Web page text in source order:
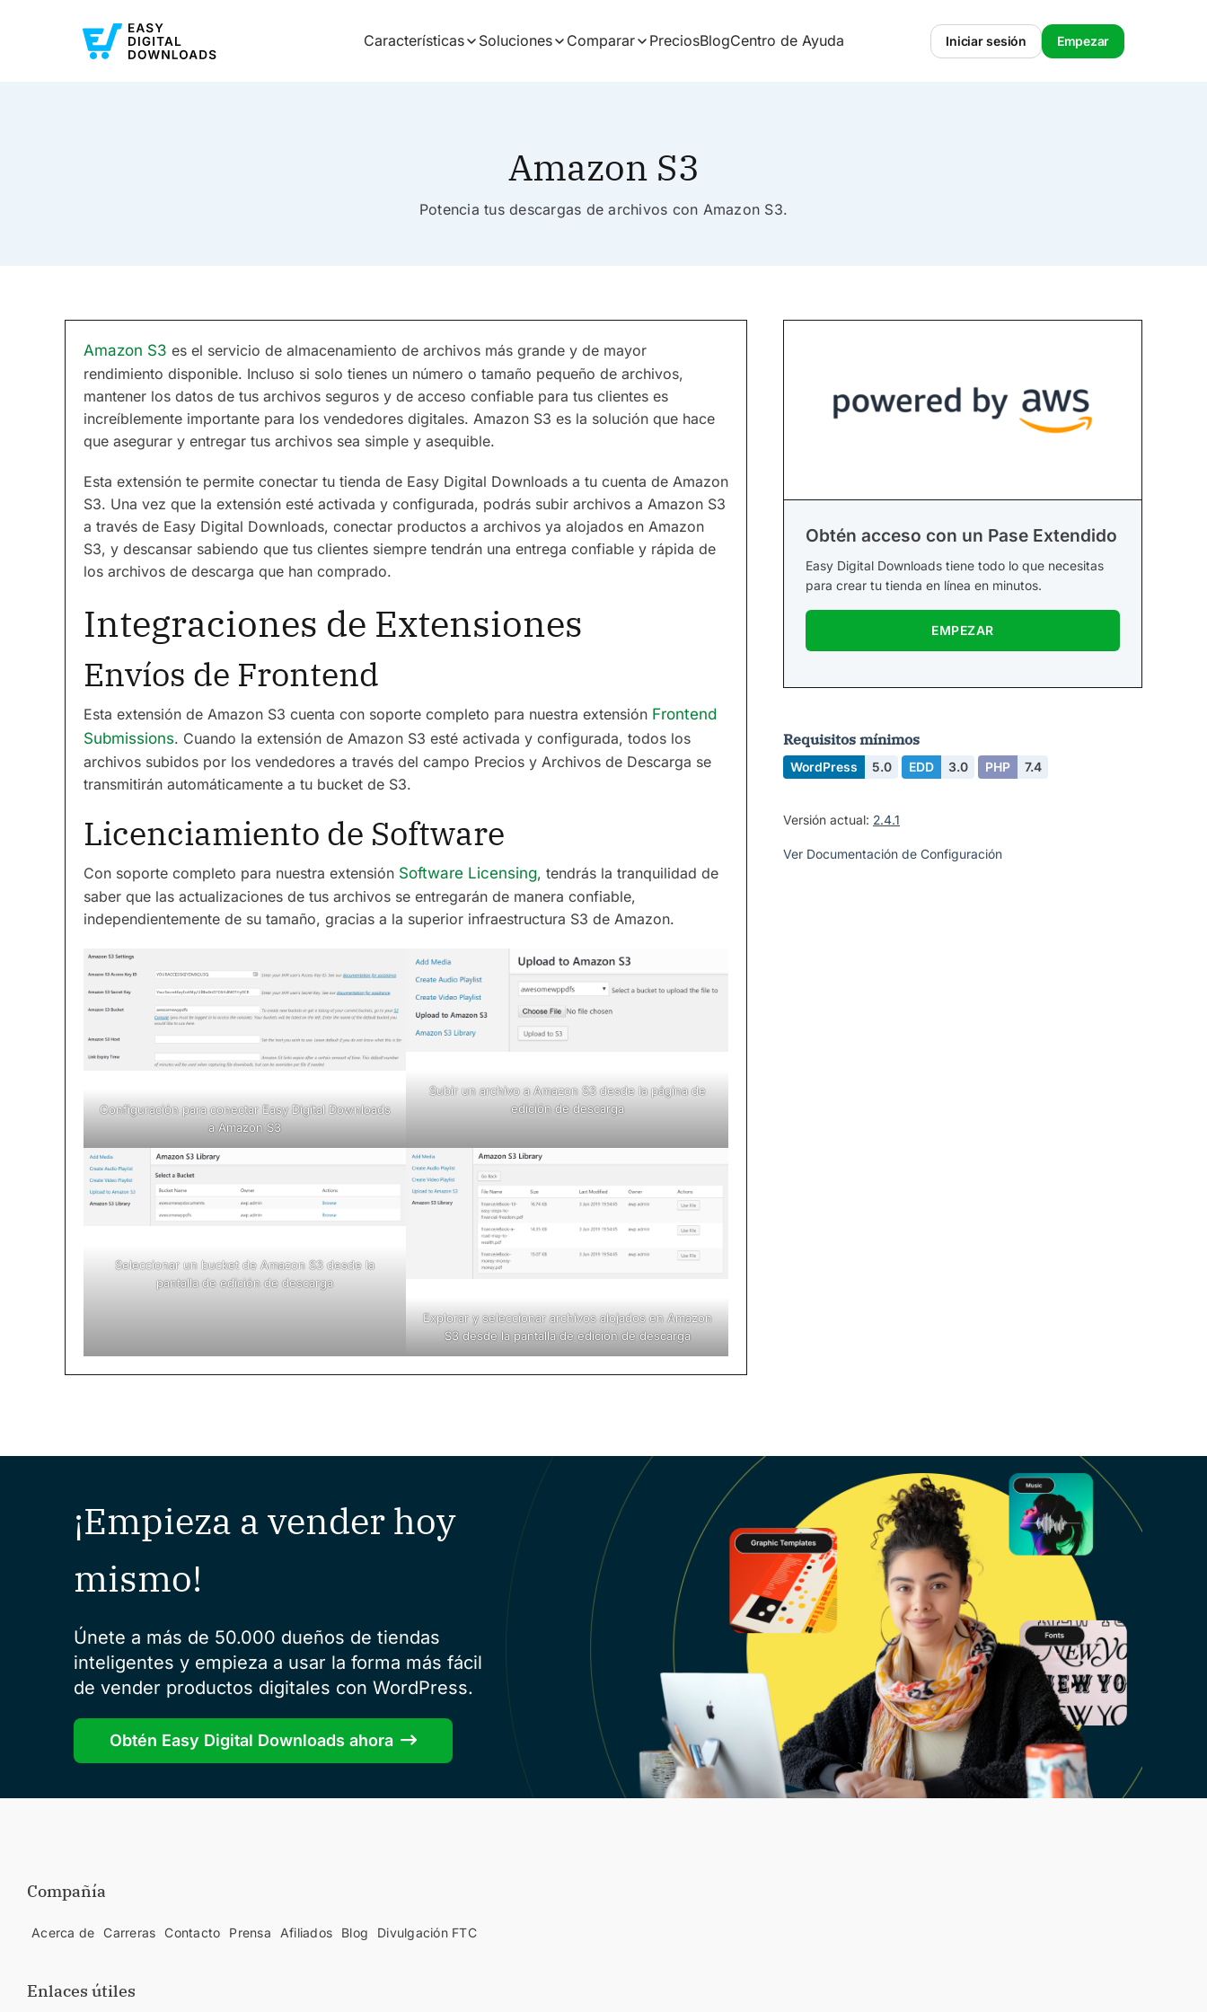
Características Soluciones Comparar PreciosBlogCentro de Ayuda Iniciar sesión Empezar
Amazon S3
Potencia tus descargas de archivos con Amazon S3.
Amazon S3 es el servicio de almacenamiento de archivos más grande y de mayor
rendimiento disponible. Incluso si solo tienes un número o tamaño pequeño de archivos,
mantener los datos de tus archivos seguros y de acceso confiable para tus clientes es
increíblemente importante para los vendedores digitales. Amazon S3 es la solución que hace
que asegurar y entregar tus archivos sea simple y asequible.
Esta extensión te permite conectar tu tienda de Easy Digital Downloads a tu cuenta de Amazon
S3. Una vez que la extensión esté activada y configurada, podrás subir archivos a Amazon S3
a través de Easy Digital Downloads, conectar productos a archivos ya alojados en Amazon
S3, y descansar sabiendo que tus clientes siempre tendrán una entrega confiable y rápida de
los archivos de descarga que han comprado.
Integraciones de Extensiones
Envíos de Frontend
Esta extensión de Amazon S3 cuenta con soporte completo para nuestra extensión Frontend
Submissions. Cuando la extensión de Amazon S3 esté activada y configurada, todos los
archivos subidos por los vendedores a través del campo Precios y Archivos de Descarga se
transmitirán automáticamente a tu bucket de S3.
Licenciamiento de Software
Con soporte completo para nuestra extensión Software Licensing, tendrás la tranquilidad de
saber que las actualizaciones de tus archivos se entregarán de manera confiable,
independientemente de su tamaño, gracias a la superior infraestructura S3 de Amazon.
Configuración para conectar Easy Digital Downloads
a Amazon S3
Subir un archivo a Amazon S3 desde la página de
edición de descarga
Seleccionar un bucket de Amazon S3 desde la
pantalla de edición de descarga
Explorar y seleccionar archivos alojados en Amazon
S3 desde la pantalla de edición de descarga
Obtén acceso con un Pase Extendido
Easy Digital Downloads tiene todo lo que necesitas
para crear tu tienda en línea en minutos.
EMPEZAR
Requisitos mínimos
WordPress 5.0 EDD 3.0 PHP 7.4
Versión actual: 2.4.1
Ver Documentación de Configuración
¡Empieza a vender hoy
mismo!
Únete a más de 50.000 dueños de tiendas
inteligentes y empieza a usar la forma más fácil
de vender productos digitales con WordPress.
Obtén Easy Digital Downloads ahora
Compañía
Acerca de Carreras Contacto Prensa Afiliados Blog Divulgación FTC
Enlaces útiles